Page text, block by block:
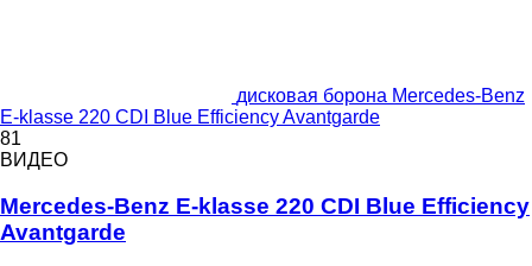
дисковая борона Mercedes-Benz
E-klasse 220 CDI Blue Efficiency Avantgarde
81
ВИДЕО
Mercedes-Benz E-klasse 220 CDI Blue Efficiency
Avantgarde